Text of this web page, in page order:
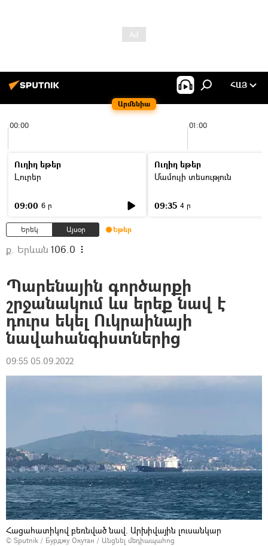
Արմենիա
ՀԱՅ
00:00 01:00
Ուղիղ եթեր
Լուրեր
09:00 6 ր
Ուղիղ եթեր
Մամուլի տեսություն
09:35 4 ր
Երեկ Այսօր Եթեր
ք. Երևան 106.0
Պարենային գործարքի
շրջանակում ևս երեք նավ է
դուրս եկել Ուկրաինայի
նավահանգիստներից
09:55 05.09.2022
Հացահատիկով բեռնված նավ. Արխիվային լուսանկար
© Sputnik / Бурджу Окутан / Անցնել մեդիապահոց